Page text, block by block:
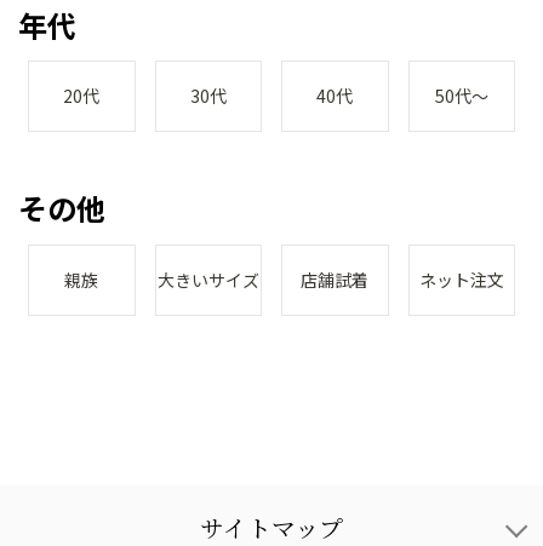
年代
20代 30代 40代 50代～
その他
親族 大きいサイズ 店舗試着 ネット注文
サイトマップ